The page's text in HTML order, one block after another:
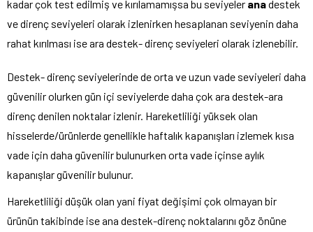
kadar çok test edilmiş ve kırılamamışsa bu seviyeler anadestek
ve direnç seviyeleri olarak izlenirken hesaplanan seviyenin daha
rahat kırılması ise ara destek- direnç seviyeleri olarak izlenebilir.
Destek- direnç seviyelerinde de orta ve uzun vade seviyeleri daha
güvenilir olurken gün içi seviyelerde daha çok ara destek-ara
direnç denilen noktalar izlenir. Hareketliliği yüksek olan
hisselerde/ürünlerde genellikle haftalık kapanışları izlemek kısa
vade için daha güvenilir bulunurken orta vade içinse aylık
kapanışlar güvenilir bulunur.
Hareketliliği düşük olan yani fiyat değişimi çok olmayan bir
ürünün takibinde ise ana destek-direnç noktalarını göz önüne